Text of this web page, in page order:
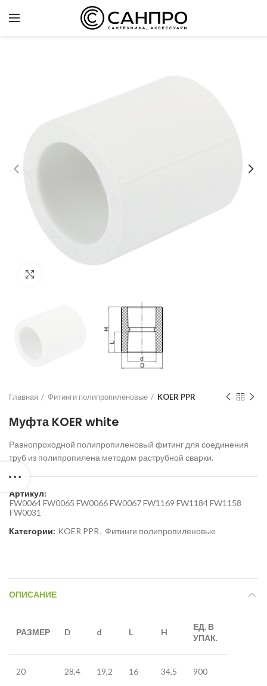
Главная Фитинги полипропиленовые KOER PPR
Муфта KOER white
Равнопроходной полипропиленовый фитинг для соединения
труб из полипропилена методом раструбной сварки.
Артикул:
FW0064 FW0065 FW0066 FW0067 FW1169 FW1184 FW1158
FW0031
Категории: KOER PPR, Фитинги полипропиленовые
ОПИСАНИЕ
РАЗМЕР D d L H
ЕД. В
УПАК.
20 28,4 19,2 16 34,5 900